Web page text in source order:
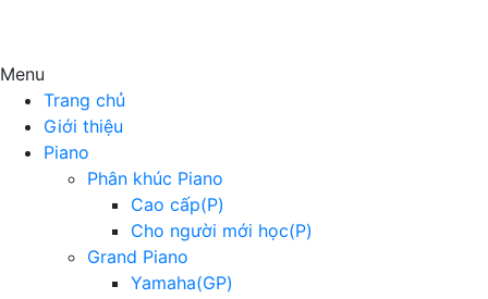
Menu
Trang chủ
Giới thiệu
Piano
Phân khúc Piano
Cao cấp(P)
Cho người mới học(P)
Grand Piano
Yamaha(GP)